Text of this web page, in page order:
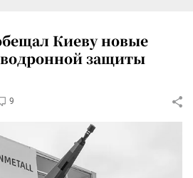
Киеву новые
защиты
9